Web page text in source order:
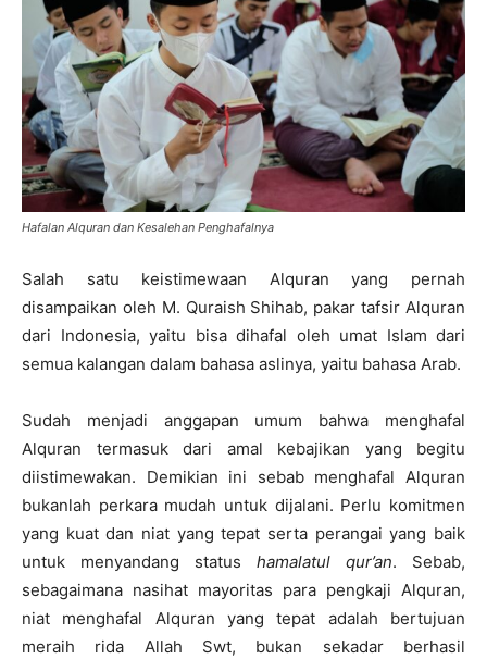
Hafalan Alquran dan Kesalehan Penghafalnya
Salah satu keistimewaan Alquran yang pernah
disampaikan oleh M. Quraish Shihab, pakar tafsir Alquran
dari Indonesia, yaitu bisa dihafal oleh umat Islam dari
semua kalangan dalam bahasa aslinya, yaitu bahasa Arab.
Sudah menjadi anggapan umum bahwa menghafal
Alquran termasuk dari amal kebajikan yang begitu
diistimewakan. Demikian ini sebab menghafal Alquran
bukanlah perkara mudah untuk dijalani. Perlu komitmen
yang kuat dan niat yang tepat serta perangai yang baik
untuk menyandang status hamalatul qur’an. Sebab,
sebagaimana nasihat mayoritas para pengkaji Alquran,
niat menghafal Alquran yang tepat adalah bertujuan
meraih rida Allah Swt, bukan sekadar berhasil